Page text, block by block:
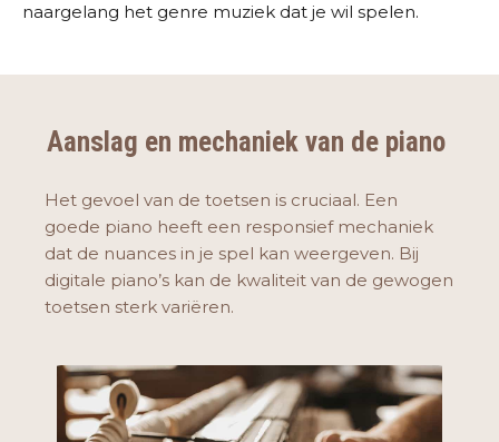
naargelang het genre muziek dat je wil spelen.
Aanslag en mechaniek van de piano
Het gevoel van de toetsen is cruciaal. Een
goede piano heeft een responsief mechaniek
dat de nuances in je spel kan weergeven. Bij
digitale piano’s kan de kwaliteit van de gewogen
toetsen sterk variëren.